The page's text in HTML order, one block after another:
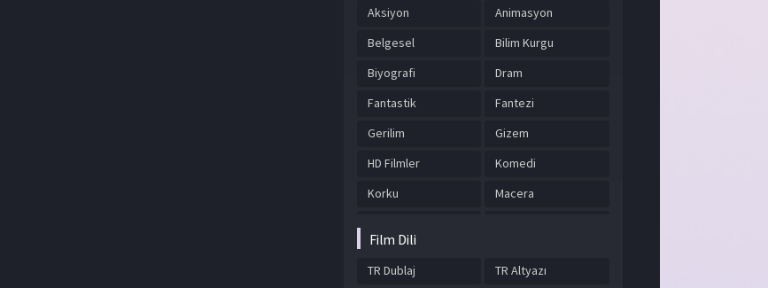
Aksiyon
Animasyon
Belgesel
Bilim Kurgu
Biyografi
Dram
Fantastik
Fantezi
Gerilim
Gizem
HD Filmler
Komedi
Korku
Macera
Film Dili
TR Dublaj TR Altyazı